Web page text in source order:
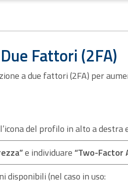
Fattori (2FA)
a due fattori (2FA) per
del profilo in alto a destra
e individuare “Two-
disponibili (nel caso in uso: